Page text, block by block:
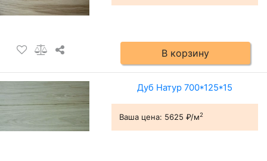
В корзину
Дуб Натур 700*125*15
Ваша цена: 5625 ₽/м2